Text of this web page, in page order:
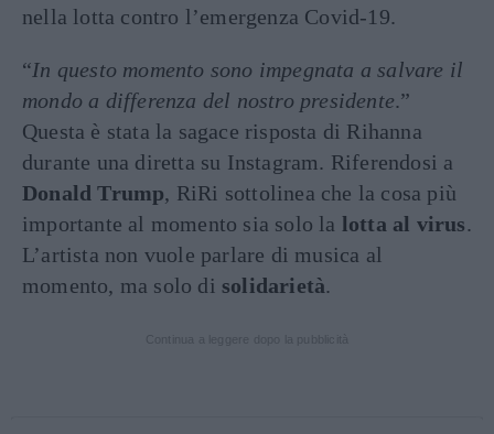
nella lotta contro l’emergenza Covid-19.
“In questo momento sono impegnata a salvare il
mondo a differenza del nostro presidente.”
Questa è stata la sagace risposta di Rihanna
durante una diretta su Instagram. Riferendosi a
Donald Trump, RiRi sottolinea che la cosa più
importante al momento sia solo la lotta al virus.
L’artista non vuole parlare di musica al
momento, ma solo di solidarietà.